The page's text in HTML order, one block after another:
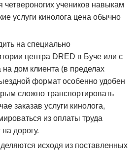
четвероногих учеников навыкам
услуги кинолога цена обычно
на специально
центра DRED в Буче или с
на дом клиента (в пределах
формат особенно удобен
сложно транспортировать
заказав услуги кинолога,
из оплаты труда
дорогу.
исходя из поставленных